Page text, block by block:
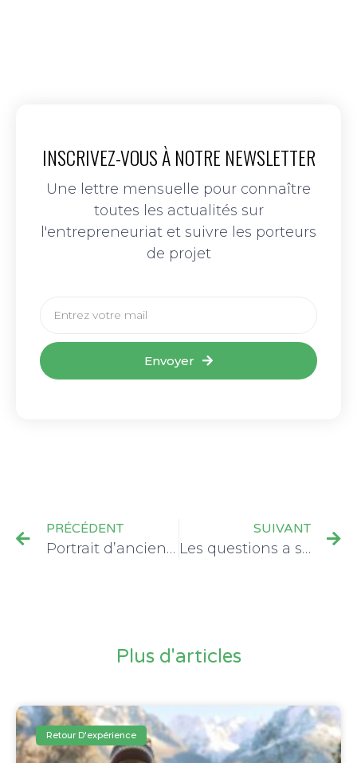
INSCRIVEZ-VOUS À NOTRE NEWSLETTER
Une lettre mensuelle pour connaître
toutes les actualités sur
l'entrepreneuriat et suivre les porteurs
de projet
Envoyer
PRÉCÉDENT
Portrait d’anciens du Startup Weekend : Cindy
SUIVANT
Les questions a se poser avant de s’associer
Plus d'articles
Retour D'expérience